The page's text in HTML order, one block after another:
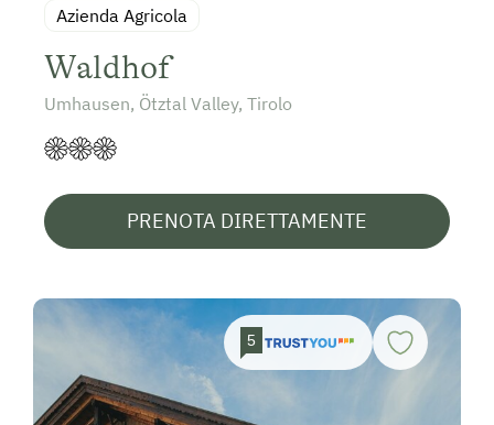
Azienda Agricola
Waldhof
Umhausen, Ötztal Valley, Tirolo
PRENOTA DIRETTAMENTE
5